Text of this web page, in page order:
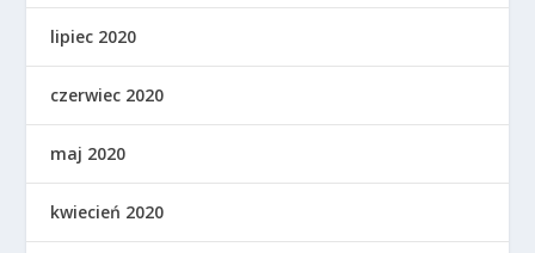
lipiec 2020
czerwiec 2020
maj 2020
kwiecień 2020